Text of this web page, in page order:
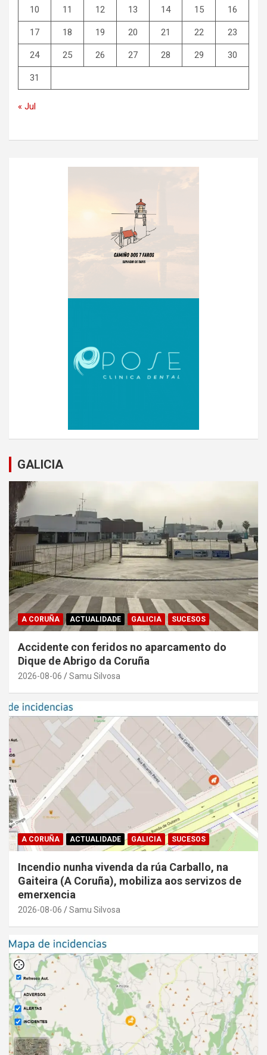
10 11 12 13 14 15 16
17 18 19 20 21 22 23
24 25 26 27 28 29 30
31
« Jul
GALICIA
A CORUÑA ACTUALIDADE GALICIA SUCESOS
Accidente con feridos no aparcamento do
Dique de Abrigo da Coruña
2026-08-06 Samu Silvosa
A CORUÑA ACTUALIDADE GALICIA SUCESOS
Incendio nunha vivenda da rúa Carballo, na
Gaiteira (A Coruña), mobiliza aos servizos de
emerxencia
2026-08-06 Samu Silvosa